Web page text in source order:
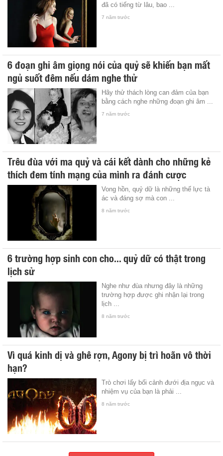
đã có tiếng từ lâu, bao ...
7 năm trước
6 đoạn ghi âm giọng nói của quỷ sẽ khiến bạn mất
ngủ suốt đêm nếu dám nghe thử
Hãy thử thách lòng can đảm của bạn
bằng cách nghe những đoạn ghi âm ...
7 năm trước
Trêu đùa với ma quỷ và cái kết dành cho những kẻ
thích đem tính mạng của mình ra đánh cược
Vong hồn, quỷ dữ là những thế lực tà
ác và đáng sợ mà con ...
8 năm trước
6 trường hợp sinh con cho... quỷ dữ có thật trong
lịch sử
Nghe như đùa nhưng đây là những
trường hợp được ghi nhận lại trong
lịch ...
8 năm trước
Vì quá kinh dị và ghê rợn, Agony bị trì hoãn vô thời
hạn?
Trò chơi lấy bối cảnh đưới địa ngục và
nhiệm vụ của bạn là phải ...
8 năm trước